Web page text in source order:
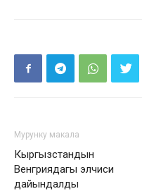
Мурунку макала
Кыргызстандын
Венгриядагы элчиси
дайындалды